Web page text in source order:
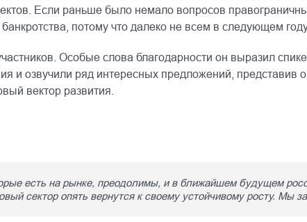
Если раньше было немало вопросов
потому что далеко не всем в следующем
Особые слова благодарности он выразил
и озвучили ряд интересных предложений, представив
вектор развития.
есть на рынке, преодолимы, и в ближайшем будущем
сектор опять вернутся к своему устойчивому росту. Мы